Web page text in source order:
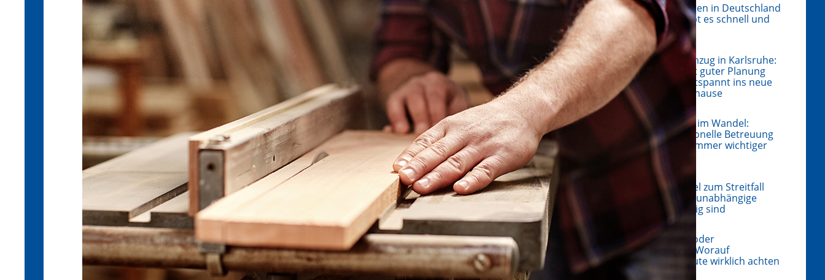
Physiotherapeuten in Deutschland
finden – so klappt es schnell und
ohne Umwege
Umzug in Karlsruhe:
Mit guter Planung
entspannt ins neue
Zuhause
Hausverwaltung im Wandel:
Warum professionelle Betreuung
für Eigentümer immer wichtiger
Wenn Baumängel zum Streitfall
werden: Warum unabhängige
Gutachten wichtig sind
Freie Werkstatt oder
Markenbetrieb? Worauf
Autobesitzer heute wirklich achten
sollten